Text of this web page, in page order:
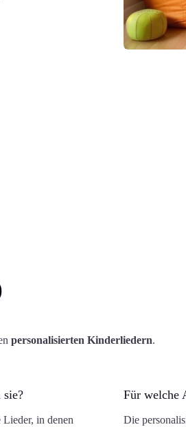
personalisierten Kinderliedern.
sie?
Lieder, in denen
Für welche
Die